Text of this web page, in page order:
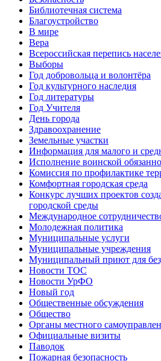
Библиотечная система
Благоустройство
В мире
Вера
Всероссийская перепись
Выборы
Год добровольца и волонтёра
Год культурного наследия
Год литературы
Год Учителя
День города
Здравоохранение
Земельные участки
Информация для малого и
Исполнение воинской
Комиссия по профилактике
Комфортная городская среда
Конкурс лучших проектов
городской среды
Международное
Молодежная политика
Муниципальные услуги
Муниципальные учреждения
Муниципальный приют для
Новости ТОС
Новости УрФО
Новый год
Общественные обсуждения
Общество
Органы местного
Официальные визиты
Паводок
Пожарная безопасность